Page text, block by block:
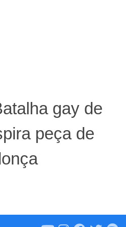
gay de
peça de